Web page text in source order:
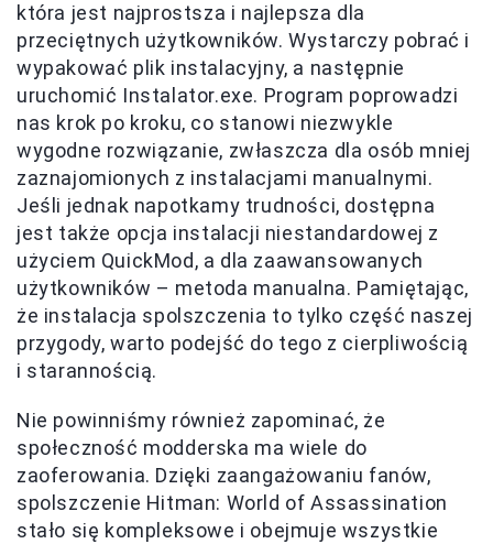
która jest najprostsza i najlepsza dla
przeciętnych użytkowników. Wystarczy pobrać i
wypakować plik instalacyjny, a następnie
uruchomić Instalator.exe. Program poprowadzi
nas krok po kroku, co stanowi niezwykle
wygodne rozwiązanie, zwłaszcza dla osób mniej
zaznajomionych z instalacjami manualnymi.
Jeśli jednak napotkamy trudności, dostępna
jest także opcja instalacji niestandardowej z
użyciem QuickMod, a dla zaawansowanych
użytkowników – metoda manualna. Pamiętając,
że instalacja spolszczenia to tylko część naszej
przygody, warto podejść do tego z cierpliwością
i starannością.
Nie powinniśmy również zapominać, że
społeczność modderska ma wiele do
zaoferowania. Dzięki zaangażowaniu fanów,
spolszczenie Hitman: World of Assassination
stało się kompleksowe i obejmuje wszystkie